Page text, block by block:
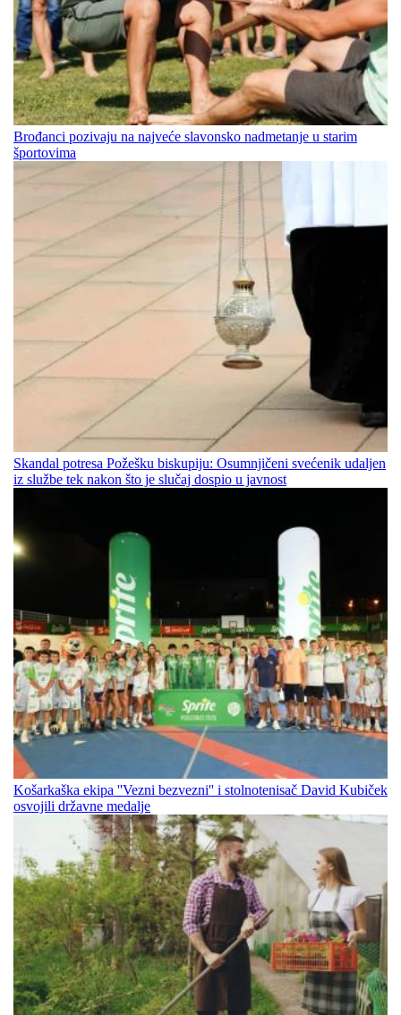
Brođanci pozivaju na najveće slavonsko nadmetanje u starim
športovima
Skandal potresa Požešku biskupiju: Osumnjičeni svećenik udaljen
iz službe tek nakon što je slučaj dospio u javnost
Košarkaška ekipa ''Vezni bezvezni'' i stolnotenisač David Kubiček
osvojili državne medalje